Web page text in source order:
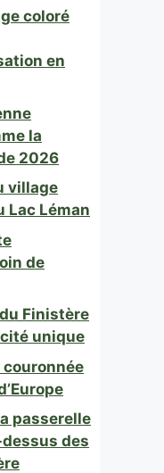
coloré
en
la
2026
village
Lac Léman
de
Finistère
unique
couronnée
passerelle
des